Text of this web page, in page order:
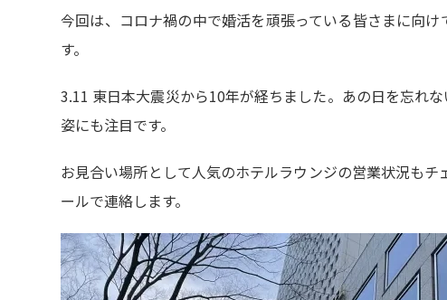
今回は、コロナ禍の中で婚活を頑張っている皆さまに向
す。
3.11 東日本大震災から10年が経ちました。あの日を忘れ
姿にも注目です。
お見合い場所として人気のホテルラウンジの営業状況も
ールで連絡します。